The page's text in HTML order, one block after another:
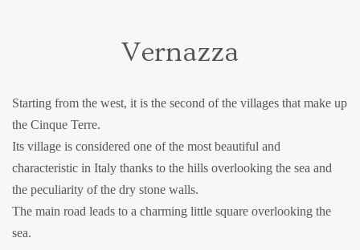
Vernazza
Starting from the west, it is the second of the villages that make up
the Cinque Terre.
Its village is considered one of the most beautiful and
characteristic in Italy thanks to the hills overlooking the sea and
the peculiarity of the dry stone walls.
The main road leads to a charming little square overlooking the
sea.